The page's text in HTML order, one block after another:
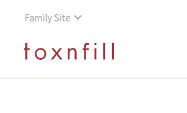
Family Site